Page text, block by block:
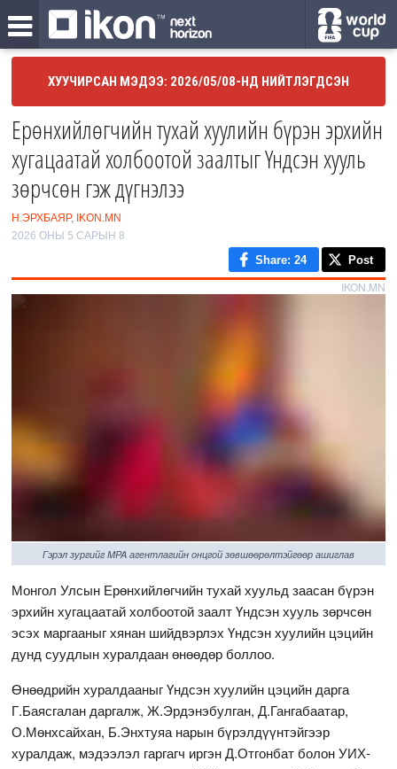
ХУУЧИРСАН МЭДЭЭ: 2026/05/08-НД НИЙТЛЭГДСЭН
Ерөнхийлөгчийн тухай хуулийн бүрэн эрхийн
хугацаатай холбоотой заалтыг Үндсэн хууль
зөрчсөн гэж дүгнэлээ
Н.ЭРХБАЯР, IKON.MN
2026 ОНЫ 5 САРЫН 8
Share: 24 Post
IKON.MN
Гэрэл зургийг MPA агентлагийн онцгой зөвшөөрөлтэйгөөр ашиглав
Монгол Улсын Ерөнхийлөгчийн тухай хуульд заасан бүрэн
эрхийн хугацаатай холбоотой заалт Үндсэн хууль зөрчсөн
эсэх маргааныг хянан шийдвэрлэх Үндсэн хуулийн цэцийн
дунд суудлын хуралдаан өнөөдөр боллоо.
Өнөөдрийн хуралдааныг Үндсэн хуулийн цэцийн дарга
Г.Баясгалан даргалж, Ж.Эрдэнэбулган, Д.Гангабаатар,
О.Мөнхсайхан, Б.Энхтуяа нарын бүрэлдүүнтэйгээр
хуралдаж, мэдээлэл гаргагч иргэн Д.Отгонбат болон УИХ-